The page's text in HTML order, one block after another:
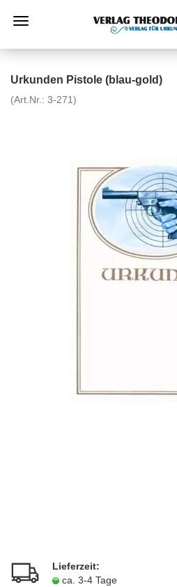
Urkunden Pistole (blau-gold)
(Art.Nr.: 3-271)
Lieferzeit:
ca. 3-4 Tage